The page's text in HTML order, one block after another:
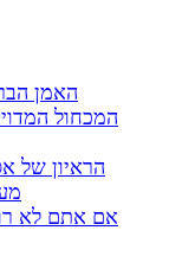
האמן
המכחול
הראיון של
אם אתם לא